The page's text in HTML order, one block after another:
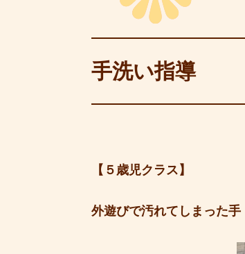
手洗い指導
【５歳児クラス】
外遊びで汚れてしまった手